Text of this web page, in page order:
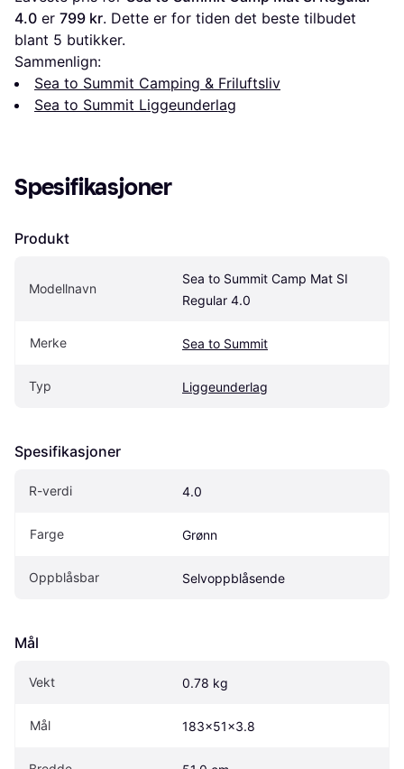
4.0 er 799 kr. Dette er for tiden det beste tilbudet
blant 5 butikker.
Sammenlign:
Sea to Summit Camping & Friluftsliv
Sea to Summit Liggeunderlag
Spesifikasjoner
Produkt
Modellnavn
Sea to Summit Camp Mat SI
Regular 4.0
Merke Sea to Summit
Typ Liggeunderlag
Spesifikasjoner
R-verdi 4.0
Farge Grønn
Oppblåsbar Selvoppblåsende
Mål
Vekt 0.78 kg
Mål 183x51x3.8